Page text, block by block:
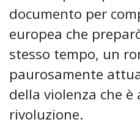
documento per
europea che
stesso tempo, un
paurosamente
della violenza che
rivoluzione.